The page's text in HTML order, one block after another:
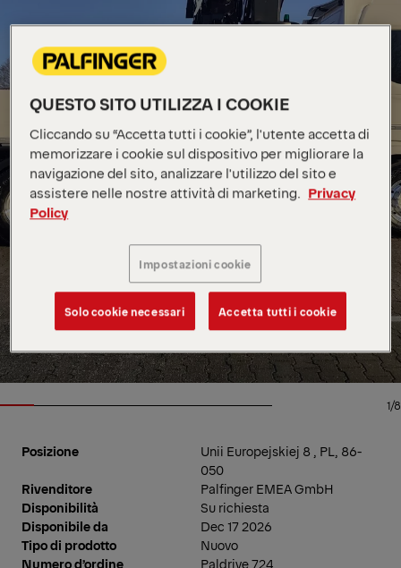
1/8
Posizione
Unii Europejskiej 8 , PL, 86-
050
Rivenditore
Palfinger EMEA GmbH
Disponibilità
Su richiesta
Disponibile da
Dec 17 2026
Tipo di prodotto
Nuovo
Numero d’ordine
Paldrive 724
QUESTO SITO UTILIZZA I COOKIE
Cliccando su “Accetta tutti i cookie”, l'utente accetta di
memorizzare i cookie sul dispositivo per migliorare la
navigazione del sito, analizzare l'utilizzo del sito e
assistere nelle nostre attività di marketing. Privacy
Policy
Impostazioni cookie
Solo cookie necessari Accetta tutti i cookie